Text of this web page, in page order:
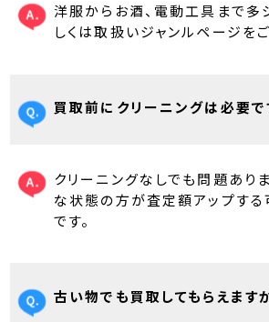
洋服からお酒、電動工具まで多
しくは取扱いジャンルページを
買取前にクリーニングは必要で
クリーニングなしでも問題あり
な状態の方が査定額アップす
です。
古い物でも買取してもらえます